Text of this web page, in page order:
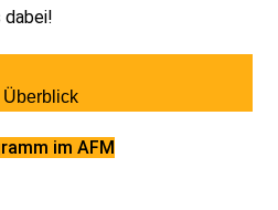
Überblick
im AFM